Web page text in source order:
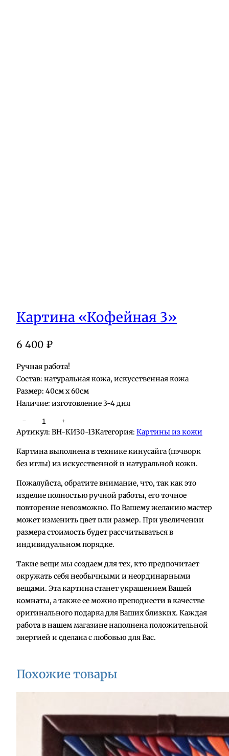
Картина «Кофейная 3»
6 400 ₽
Ручная работа!
Состав: натуральная кожа, искусственная кожа
Размер: 40см х 60см
Наличие: изготовление 3-4 дня
о
л
и
е
с
т
в
о
т
в
а
р
а
К
а
р
и
н
а
− +
Артикул: BH-КИ30-13Категория: Картины из кожи
Картина выполнена в технике кинусайга (пэчворк
без иглы) из искусственной и натуральной кожи.
Пожалуйста, обратите внимание, что, так как это
изделие полностью ручной работы, его точное
повторение невозможно. По Вашему желанию мастер
может изменить цвет или размер. При увеличении
размера стоимость будет рассчитываться в
индивидуальном порядке.
Такие вещи мы создаем для тех, кто предпочитает
окружать себя необычными и неординарными
вещами. Эта картина станет украшением Вашей
комнаты, а также ее можно преподнести в качестве
оригинального подарка для Ваших близких. Каждая
работа в нашем магазине наполнена положительной
энергией и сделана с любовью для Вас.
Похожие товары